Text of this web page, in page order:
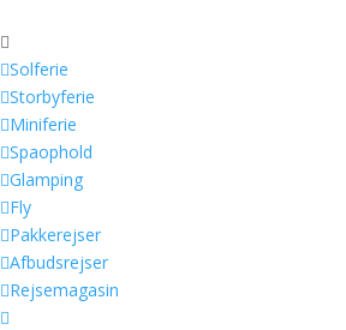

Solferie
Storbyferie
Miniferie
Spaophold
Glamping
Fly
Pakkerejser
Afbudsrejser
Rejsemagasin
